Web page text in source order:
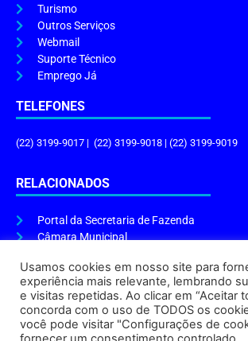
Turismo
Outros Serviços
Webmail
Suporte Técnico
Emprego Já
TELEFONES
(22) 3199-9017 | (22) 3199-9018 | (22) 3199-9019
RELACIONADOS
Portal da Secretaria de Fazenda
Câmara Municipal
ENDEREÇO E HORÁRIO
Endereço:Praça Tiradentes, s/n – Centro, Cabo
Atendimento do Protocolo Geral da Prefeitura:9h
Usamos cookies em nosso site para
experiência mais relevante, lembrando
e visitas repetidas. Ao clicar em “Aceitar
concorda com o uso de TODOS os
você pode visitar "Configurações de